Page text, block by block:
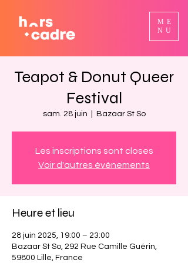
ME
NU
Teapot & Donut Queer
Festival
sam. 28 juin Bazaar St So
Les inscriptions sont closes
Voir d'autres événements
Heure et lieu
28 juin 2025, 19:00 – 23:00
Bazaar St So, 292 Rue Camille Guérin,
59800 Lille, France